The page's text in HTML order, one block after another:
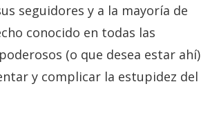
seguidores y a la mayoría de
conocido en todas las
(o que desea estar ahí)
y complicar la estupidez del